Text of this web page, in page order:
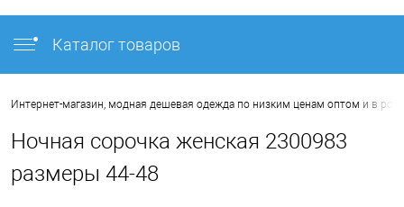
Каталог товаров
Интернет-магазин, модная дешевая одежда по низким ценам оптом и в
Ночная сорочка женская 2300983
размеры 44-48